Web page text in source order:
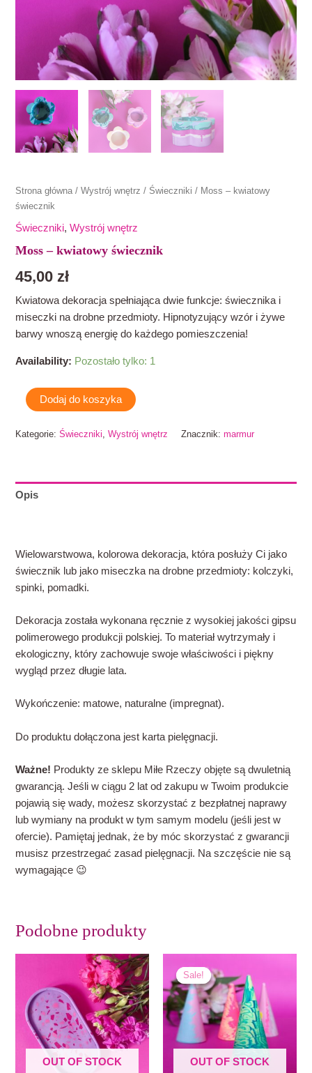
Strona główna /Wystrój wnętrz / Świeczniki / Moss – kwiatowy
świecznik
Świeczniki,Wystrój wnętrz
Moss – kwiatowy świecznik
45,00zł
Kwiatowa dekoracja spełniająca dwie funkcje: świecznika i
miseczki na drobne przedmioty. Hipnotyzujący wzór i żywe
barwy wnoszą energię do każdego pomieszczenia!
Availability: Pozostało tylko: 1
Dodaj do koszyka
Kategorie:Świeczniki ,Wystrój wnętrz Znacznik:marmur
Opis
Wielowarstwowa, kolorowa dekoracja, która posłuży Ci jako
świecznik lub jako miseczka na drobne przedmioty: kolczyki,
spinki, pomadki.
Dekoracja została wykonana ręcznie z wysokiej jakości gipsu
polimerowego produkcji polskiej. To materiał wytrzymały i
ekologiczny, który zachowuje swoje właściwości i piękny
wygląd przez długie lata.
Wykończenie: matowe, naturalne (impregnat).
Do produktu dołączona jest karta pielęgnacji.
Ważne! Produkty ze sklepu Miłe Rzeczy objęte są dwuletnią
gwarancją. Jeśli w ciągu 2 lat od zakupu w Twoim produkcie
pojawią się wady, możesz skorzystać z bezpłatnej naprawy
lub wymiany na produkt w tym samym modelu (jeśli jest w
ofercie). Pamiętaj jednak, że by móc skorzystać z gwarancji
musisz przestrzegać zasad pielęgnacji. Na szczęście nie są
wymagające 😉
Podobne produkty
OUT OF STOCK
Sale!
OUT OF STOCK
Sale!cena
wynosiła:
18,00 zł.
wynosi:
11,00 zł.